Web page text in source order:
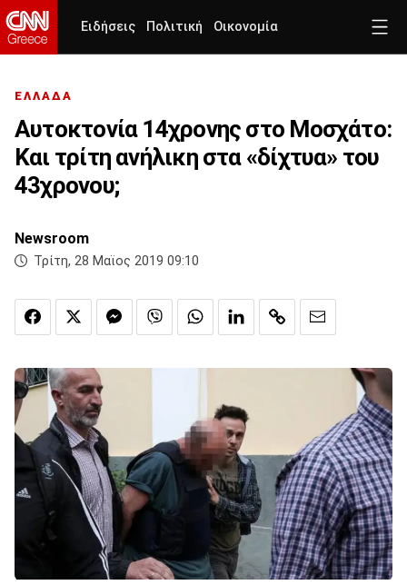
Ειδήσεις Πολιτική Οικονομία
ΕΛΛΑΔΑ
Αυτοκτονία 14χρονης στο Μοσχάτο:
Και τρίτη ανήλικη στα «δίχτυα» του
43χρονου;
Newsroom
Τρίτη, 28 Μαϊος 2019 09:10